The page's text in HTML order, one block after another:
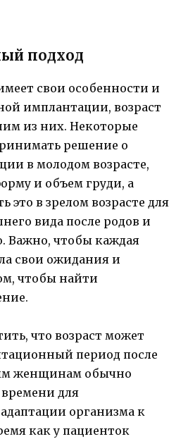
подход
свои особенности и
имплантации, возраст
из них. Некоторые
решение о
в молодом возрасте,
и объем груди, а
это в зрелом возрасте для
вида после родов и
Важно, чтобы каждая
свои ожидания и
чтобы найти
что возраст может
период после
женщинам обычно
для
организма к
как у пациенток